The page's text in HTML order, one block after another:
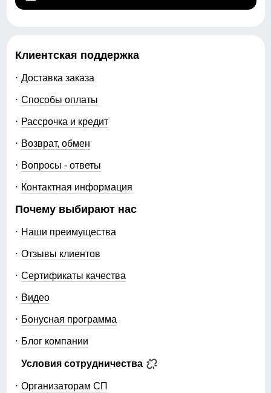
Клиентская поддержка
Доставка заказа
Способы оплаты
Рассрочка и кредит
Возврат, обмен
Вопросы - ответы
Контактная информация
Почему выбирают нас
Наши преимущества
Отзывы клиентов
Сертификаты качества
Видео
Бонусная программа
Блог компании
Условия сотрудничества
Организаторам СП